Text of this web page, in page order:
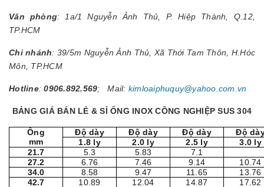
Văn phòng: 1a/1 Nguyễn Ảnh Thủ, P. Hiệp Thành, Q.12,
TP.HCM
Chi nhánh: 39/5m Nguyễn Ảnh Thủ, Xã Thới Tam Thôn, H.Hóc
Môn, TP.HCM
Hotline:0906.892.569; Mail: kimloaiphuquy@yahoo.com.vn
BẢNG GIÁ BÁN LẺ & SỈ ỐNG INOX CÔNG NGHIỆP SUS 304
Ống
mm
Độ dày Độ dày Độ dày
Độ
1.8 ly
2.0 ly 2.5 ly
3.0 ly
21.7
5.3 5.83
7.1
27.2
6.76 7.46 9.14
10.74
34.0
8.58 9.47 11.65
13.76
42.7
10.89 12.04 14.87
17.62